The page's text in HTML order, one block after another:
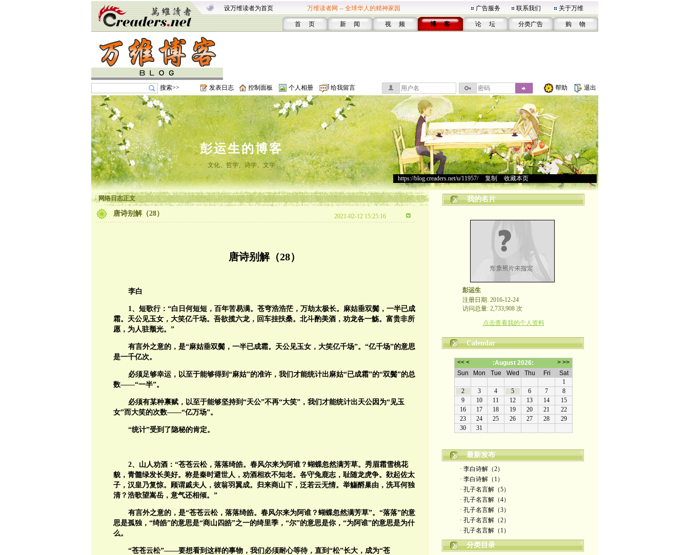
设万维读者为首页 万维读者网 -- 全球华人的精神家园 广告服务 联系我们 关于万维
首 页 新 闻 视 频 博 客 论 坛 分类广告 购 物
搜索>> 发表日志 控制面板 个人相册 给我留言 帮助 退出
彭运生的博客
文化、哲学、诗学、文学
https://blog.creaders.net/u/11957/> 复制 收藏本页
网络日志正文
唐诗别解（28） 2021-02-12 15:25:16
唐诗别解（28）
李白
1、短歌行：“白日何短短，百年苦易满。苍穹浩浩茫，万劫太极长。麻姑垂双鬓，一半已成
霜。天公见玉女，大笑亿千场。吾欲揽六龙，回车挂扶桑。北斗酌美酒，劝龙各一觞。富贵非所
愿，为人驻颓光。”
有言外之意的，是“麻姑垂双鬓，一半已成霜。天公见玉女，大笑亿千场”。“亿千场”的意思
是一千亿次。
必须足够幸运，以至于能够得到“麻姑”的准许，我们才能统计出麻姑“已成霜”的“双鬓”的总
数——“一半”。
必须有某种禀赋，以至于能够坚持到“天公”不再“大笑”，我们才能统计出天公因为“见玉
女”而大笑的次数——“亿万场”。
“统计”受到了隐秘的肯定。
2、山人劝酒：“苍苍云松，落落绮皓。春风尔来为阿谁？蝴蝶忽然满芳草。秀眉霜雪桃花
貌，青髓绿发长美好。称是秦时避世人，劝酒相欢不知老。各守兔鹿志，耻随龙虎争。欻起佐太
子，汉皇乃复惊。顾谓戚夫人，彼翁羽翼成。归来商山下，泛若云无情。举觴酹巢由，洗耳何独
清？浩歌望嵩岳，意气还相倾。”
有言外之意的，是“苍苍云松，落落绮皓。春风尔来为阿谁？蝴蝶忽然满芳草”。“落落”的意
思是孤独，“绮皓”的意思是“商山四皓”之一的绮里季，“尔”的意思是你，“为阿谁”的意思是为什
么。
“苍苍云松”——要想看到这样的事物，我们必须耐心等待，直到“松”长大，成为“苍
我的名片
彭运生
注册日期: 2016-12-24
访问总量: 2,733,908 次
点击查看我的个人资料
Calendar
最新发布
· 李白诗解（2）
· 李白诗解（1）
· 孔子名言解（5）
· 孔子名言解（4）
· 孔子名言解（3）
· 孔子名言解（2）
· 孔子名言解（1）
分类目录